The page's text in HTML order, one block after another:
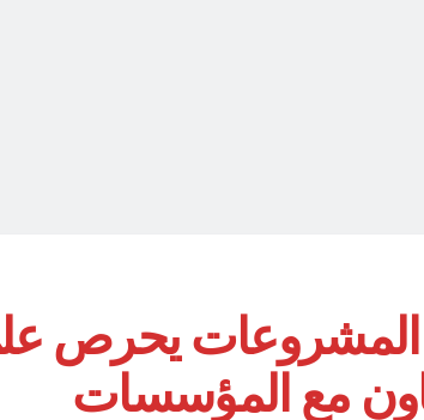
المشروعات يحرص
مع المؤسسات